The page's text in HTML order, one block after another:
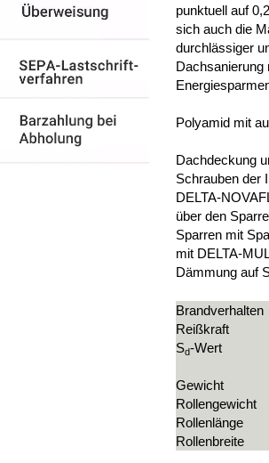
punktuell auf
sich auch die
durchlässiger
Dachsanierung
Polyamid mit
Dachdeckung
Schrauben der
DELTA-
über den
Sparren mit
mit DELTA-
Dämmung auf
Brandverhalten
Reißkraft
Sd-Wert
Gewicht
Rollengewicht
Rollenlänge
Rollenbreite